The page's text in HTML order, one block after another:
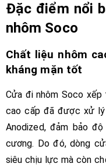
Đặc điểm nổi
nhôm Soco
Chất liệu nhôm
kháng mặn tốt
Cửa đi nhôm Soco
cao cấp đã được xử lý
Anodized, đảm bảo
cương. Do đó, dòng
siêu chịu lực mà còn